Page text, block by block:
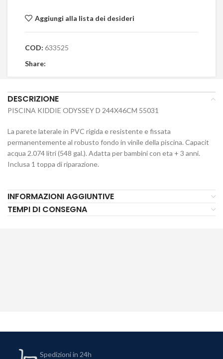
Aggiungi alla lista dei desideri
COD: 633525
Share:
DESCRIZIONE
PISCINA KIDDIE ODYSSEY D 244X46CM 55031
La parete laterale in PVC rigida e resistente e fissata
permanentemente al robusto fondo in vinile della piscina. Capacit
acqua 2.074 litri (548 gal.). Adatta per bambini con eta + 3 anni.
Inclusa 1 toppa di riparazione.
INFORMAZIONI AGGIUNTIVE
TEMPI DI CONSEGNA
Spedizioni in 24h